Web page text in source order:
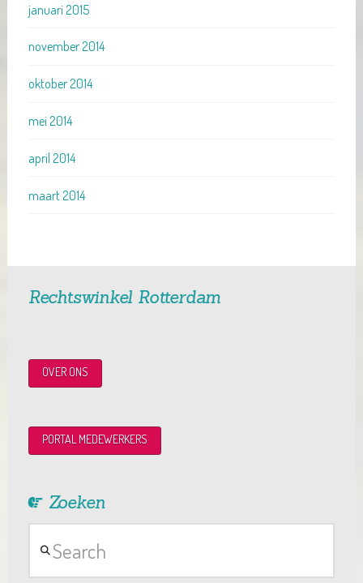
januari 2015
november 2014
oktober 2014
mei 2014
april 2014
maart 2014
Rechtswinkel Rotterdam
OVER ONS
PORTAL MEDEWERKERS
Zoeken